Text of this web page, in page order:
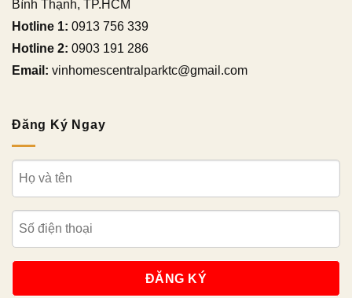
Bình Thạnh, TP.HCM
Hotline 1: 0913 756 339
Hotline 2: 0903 191 286
Email: vinhomescentralparktc@gmail.com
Đăng Ký Ngay